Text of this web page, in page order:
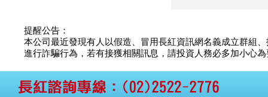
提醒公告：
本公司最近發現有人以假造、冒用長紅資訊網名義成立群組
進行詐騙行為，若有接獲相關訊息，請投資人務必多加小心